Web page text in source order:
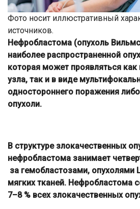
Фото носит иллюстративный
источников.
Нефробластома (опухоль
наиболее распространенной
которая может проявляться
узла, так и в виде
одностороннего поражения
опухоли.
В структуре злокачественных
нефробластома занимает
за гемобластозами,
мягких тканей. Нефробластома
7–8 % всех злокачественных